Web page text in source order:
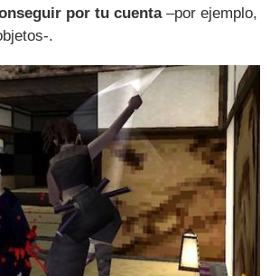
por tu cuenta–por ejemplo,
.